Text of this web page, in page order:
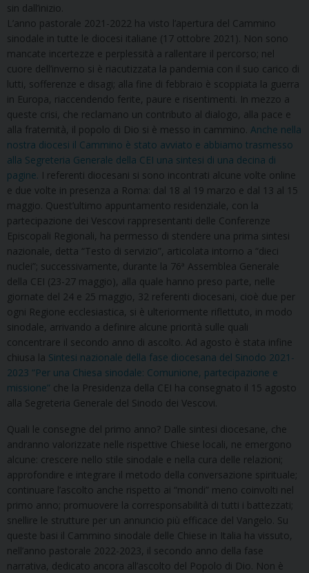
sin dall’inizio.
L’anno pastorale 2021-2022 ha visto l’apertura del Cammino
sinodale in tutte le diocesi italiane (17 ottobre 2021). Non sono
mancate incertezze e perplessità a rallentare il percorso; nel
cuore dell’inverno si è riacutizzata la pandemia con il suo carico di
lutti, sofferenze e disagi; alla fine di febbraio è scoppiata la guerra
in Europa, riaccendendo ferite, paure e risentimenti. In mezzo a
queste crisi, che reclamano un contributo al dialogo, alla pace e
alla fraternità, il popolo di Dio si è messo in cammino. Anche nella
nostra diocesi il Cammino è stato avviato e abbiamo trasmesso
alla Segreteria Generale della CEI una sintesi di una decina di
pagine. I referenti diocesani si sono incontrati alcune volte online
e due volte in presenza a Roma: dal 18 al 19 marzo e dal 13 al 15
maggio. Quest’ultimo appuntamento residenziale, con la
partecipazione dei Vescovi rappresentanti delle Conferenze
Episcopali Regionali, ha permesso di stendere una prima sintesi
nazionale, detta “Testo di servizio”, articolata intorno a “dieci
nuclei”; successivamente, durante la 76ª Assemblea Generale
della CEI (23-27 maggio), alla quale hanno preso parte, nelle
giornate del 24 e 25 maggio, 32 referenti diocesani, cioè due per
ogni Regione ecclesiastica, si è ulteriormente riflettuto, in modo
sinodale, arrivando a definire alcune priorità sulle quali
concentrare il secondo anno di ascolto. Ad agosto è stata infine
chiusa la Sintesi nazionale della fase diocesana del Sinodo 2021-
2023 “Per una Chiesa sinodale: Comunione, partecipazione e
missione” che la Presidenza della CEI ha consegnato il 15 agosto
alla Segreteria Generale del Sinodo dei Vescovi.
Quali le consegne del primo anno? Dalle sintesi diocesane, che
andranno valorizzate nelle rispettive Chiese locali, ne emergono
alcune: crescere nello stile sinodale e nella cura delle relazioni;
approfondire e integrare il metodo della conversazione spirituale;
continuare l’ascolto anche rispetto ai “mondi” meno coinvolti nel
primo anno; promuovere la corresponsabilità di tutti i battezzati;
snellire le strutture per un annuncio più efficace del Vangelo. Su
queste basi il Cammino sinodale delle Chiese in Italia ha vissuto,
nell’anno pastorale 2022-2023, il secondo anno della fase
narrativa, dedicato ancora all’ascolto del Popolo di Dio. Non è